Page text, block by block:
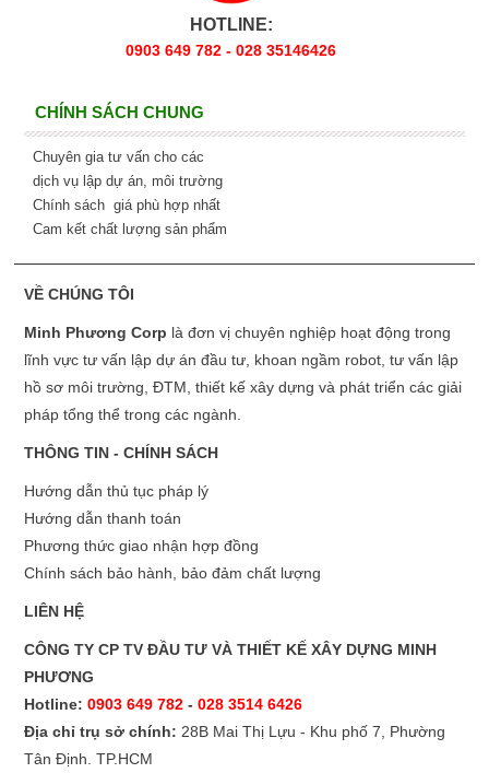
HOTLINE:
0903 649 782 - 028 35146426
CHÍNH SÁCH CHUNG
Chuyên gia tư vấn cho các
dịch vụ lập dự án, môi trường
Chính sách giá phù hợp nhất
Cam kết chất lượng sản phẩm
VỀ CHÚNG TÔI
Minh Phương Corp là đơn vị chuyên nghiệp hoạt động trong
lĩnh vực tư vấn lập dự án đầu tư, khoan ngầm robot, tư vấn lập
hồ sơ môi trường, ĐTM, thiết kế xây dựng và phát triển các giải
pháp tổng thể trong các ngành.
THÔNG TIN - CHÍNH SÁCH
Hướng dẫn thủ tục pháp lý
Hướng dẫn thanh toán
Phương thức giao nhận hợp đồng
Chính sách bảo hành, bảo đảm chất lượng
LIÊN HỆ
CÔNG TY CP TV ĐẦU TƯ VÀ THIẾT KẾ XÂY DỰNG MINH
PHƯƠNG
Hotline: 0903 649 782- 028 3514 6426
Địa chỉ trụ sở chính: 28B Mai Thị Lựu - Khu phố 7, Phường
Tân Định. TP.HCM